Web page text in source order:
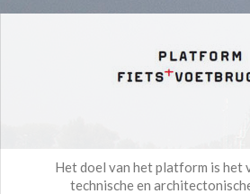
Het doel van het platform is het
technische en